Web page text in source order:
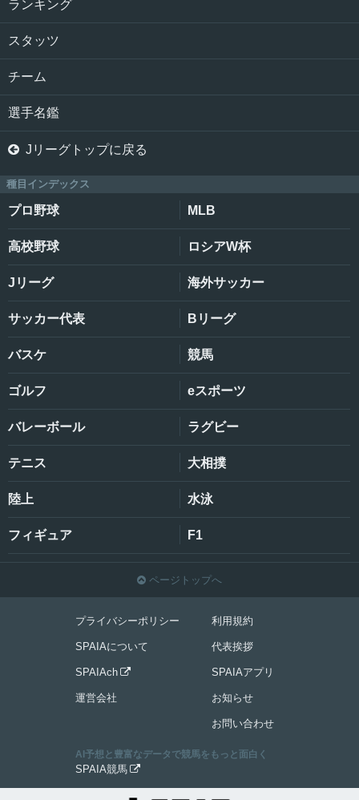
ランキング
スタッツ
チーム
選手名鑑
 Jリーグトップに戻る
種目インデックス
プロ野球 MLB
高校野球 ロシアW杯
Jリーグ 海外サッカー
サッカー代表 Bリーグ
バスケ 競馬
ゴルフ eスポーツ
バレーボール ラグビー
テニス 大相撲
陸上 水泳
フィギュア F1
 ページトップへ
プライバシーポリシー
SPAIAについて
SPAIAch 
運営会社
利用規約
代表挨拶
SPAIAアプリ
お知らせ
お問い合わせ
AI予想と豊富なデータで競馬をもっと面白く
SPAIA競馬 